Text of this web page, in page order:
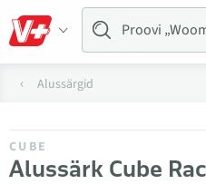
Alussärgid
CUBE
Alussärk Cube